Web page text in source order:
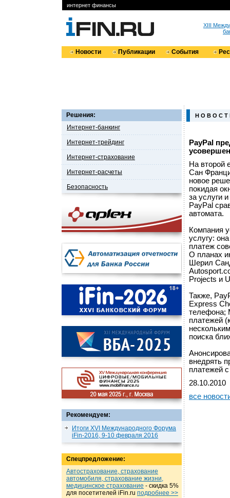
интернет финансы
XIII
Новости Публикации События
Решения:
Интернет-банкинг
Интернет-трейдинг
Интернет-страхование
Интернет-расчеты
Безопасность
Рекомендуем:
Итоги XVI Международного Форума
iFin-2016, 9-10 февраля 2016
Спецпредложение:
Автострахование, страхование
автомобиля, страхование жизни,
медицинское страхование - cкидка 5%
для посетителей iFin.ru подробнеe >>
Н О В О С Т
PayPal
На второй
Сан
новое
покидая
за услуги
PayPal
автомата.
Компания
услугу:
платеж
О планах
Шерил
Projects и
Также,
Express
телефона;
платежей
поиска
внедрять
платежей
28.10.2010
все